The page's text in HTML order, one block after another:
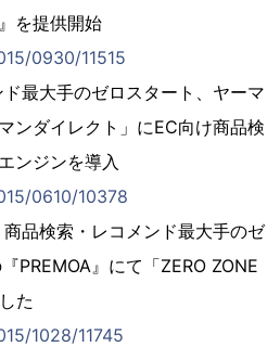
を提供開始
0930/11515
ド最大手のゼロスタート、ヤーマ
ンダイレクト」にEC向け商品検
ンジンを導入
0610/10378
商品検索・レコメンド最大手のゼ
PREMOA』にて「ZERO ZONE
た
1028/11745